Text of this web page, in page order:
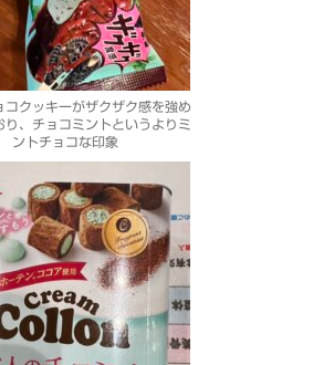
コクッキーがザクザク感を強め
り、チョコミントというよりミ
ントチョコな印象